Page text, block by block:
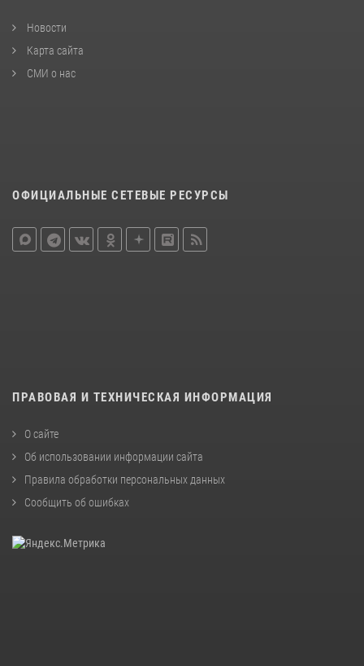
Новости
Карта сайта
СМИ о нас
ОФИЦИАЛЬНЫЕ СЕТЕВЫЕ РЕСУРСЫ
ПРАВОВАЯ И ТЕХНИЧЕСКАЯ ИНФОРМАЦИЯ
О сайте
Об использовании информации сайта
Правила обработки персональных данных
Сообщить об ошибках